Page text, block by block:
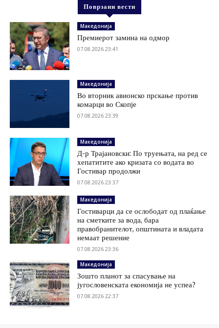
Поврзани вести
Македонија
Премиерот замина на одмор
07.08.2026 23:41
Македонија
Во вторник авионско прскање против
комарци во Скопје
07.08.2026 23:39
Македонија
Д-р Трајановски: По труењата, на ред се
хепатитите ако кризата со водата во
Гостивар продолжи
07.08.2026 23:37
Македонија
Гостиварци да се ослободат од плаќање
на сметките за вода, бара
правобранителот, општината и владата
немаат решение
07.08.2026 23:36
Македонија
Зошто планот за спасување на
југословенската економија не успеа?
07.08.2026 22:37